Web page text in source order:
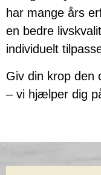
har mange års
en bedre
individuelt
Giv din krop den
– vi hjælper dig